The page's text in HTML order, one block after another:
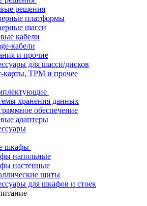
решения
платформы
шасси
кабели
кабели
и прочие
для шасси/дисков
карты, TPM и прочее
хранения данных
обеспечение
адаптеры
шкафы
напольные
настенные
щиты
для шкафов и стоек